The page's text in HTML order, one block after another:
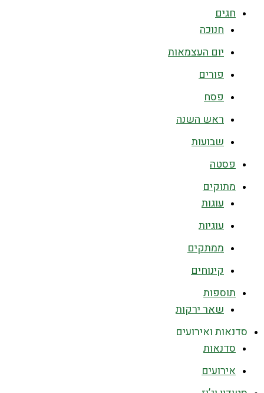
חגים
חנוכה
יום העצמאות
פורים
פסח
ראש השנה
שבועות
פסטה
מתוקים
עוגות
עוגיות
ממתקים
קינוחים
תוספות
שאר ירקות
סדנאות ואירועים
סדנאות
אירועים